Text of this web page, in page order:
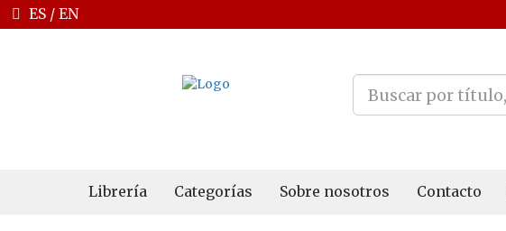
ES / EN
Librería Categorías Sobre nosotros Contacto